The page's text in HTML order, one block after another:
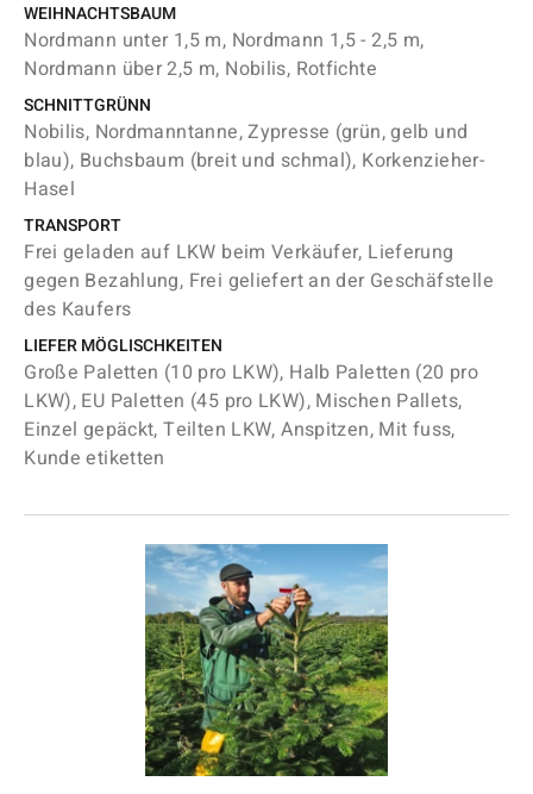
WEIHNACHTSBAUM
Nordmann unter 1,5 m, Nordmann 1,5 - 2,5 m,
Nordmann über 2,5 m, Nobilis, Rotfichte
SCHNITTGRÜNN
Nobilis, Nordmanntanne, Zypresse (grün, gelb und
blau), Buchsbaum (breit und schmal), Korkenzieher-
Hasel
TRANSPORT
Frei geladen auf LKW beim Verkäufer, Lieferung
gegen Bezahlung, Frei geliefert an der Geschäfstelle
des Kaufers
LIEFER MÖGLISCHKEITEN
Große Paletten (10 pro LKW), Halb Paletten (20 pro
LKW), EU Paletten (45 pro LKW), Mischen Pallets,
Einzel gepäckt, Teilten LKW, Anspitzen, Mit fuss,
Kunde etiketten